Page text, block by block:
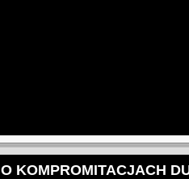
KOMPROMITACJACH